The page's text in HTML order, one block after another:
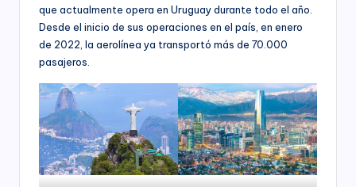
que actualmente opera en Uruguay durante todo el año.
Desde el inicio de sus operaciones en el país, en enero
de 2022, la aerolínea ya transportó más de 70.000
pasajeros.